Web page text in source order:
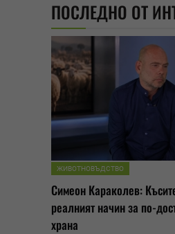
ПОСЛЕДНО ОТ
ЖИВОТНОВЪДСТВО
Симеон Караколев:
реалният начин за по-
храна